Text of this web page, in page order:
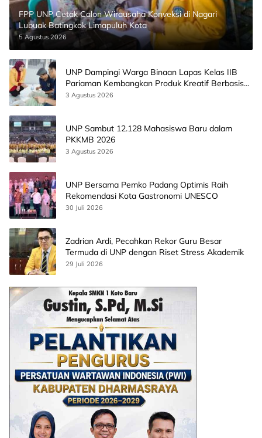
FPP UNP Cetak Calon Wirausaha Konveksi di Nagari
Lubuak Batingkok Limapuluh Kota
5 Agustus 2026
UNP Dampingi Warga Binaan Lapas Kelas IIB
Pariaman Kembangkan Produk Kreatif Berbasis
AI
3 Agustus 2026
UNP Sambut 12.128 Mahasiswa Baru dalam
PKKMB 2026
3 Agustus 2026
UNP Bersama Pemko Padang Optimis Raih
Rekomendasi Kota Gastronomi UNESCO
30 Juli 2026
Zadrian Ardi, Pecahkan Rekor Guru Besar
Termuda di UNP dengan Riset Stress Akademik
29 Juli 2026